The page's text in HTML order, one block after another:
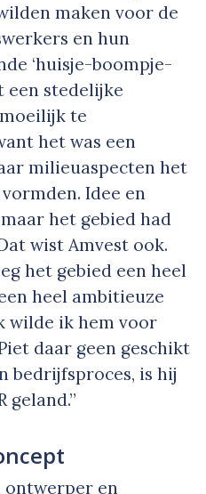
maken voor de
en hun
‘huisje-boompje-
een stedelijke
te
het was een
milieuaspecten het
Idee en
het gebied had
wist Amvest ook.
het gebied een heel
heel ambitieuze
wilde ik hem voor
daar geen geschikt
bedrijfsproces, is hij
ontwerper en